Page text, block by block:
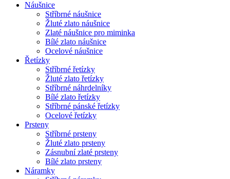
Náušnice
Stříbrné náušnice
Žluté zlato náušnice
Zlaté náušnice pro miminka
Bílé zlato náušnice
Ocelové náušnice
Řetízky
Stříbrné řetízky
Žluté zlato řetízky
Stříbrné náhrdelníky
Bílé zlato řetízky
Stříbrné pánské řetízky
Ocelové řetízky
Prsteny
Stříbrné prsteny
Žluté zlato prsteny
Zásnubní zlaté prsteny
Bílé zlato prsteny
Náramky